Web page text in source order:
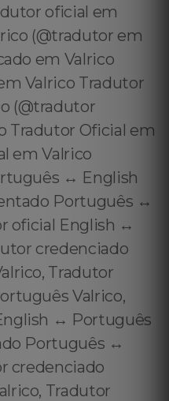
oficial em
(@tradutor em
em Valrico
Valrico Tradutor
(@tradutor
Tradutor Oficial em
em Valrico
↔️ English
Português ↔️
oficial English ↔️
credenciado
Tradutor
Valrico,
↔️ Português
Português ↔️
credenciado
Tradutor